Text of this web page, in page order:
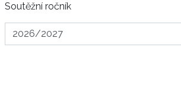
Soutěžní ročník